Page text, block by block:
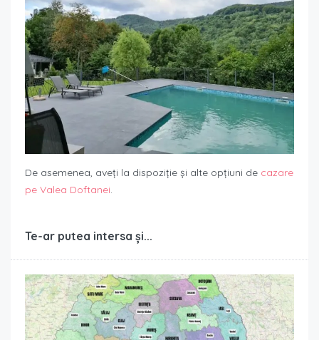
De asemenea, aveți la dispoziție și alte opțiuni de cazare
pe Valea Doftanei.
Te-ar putea intersa și...